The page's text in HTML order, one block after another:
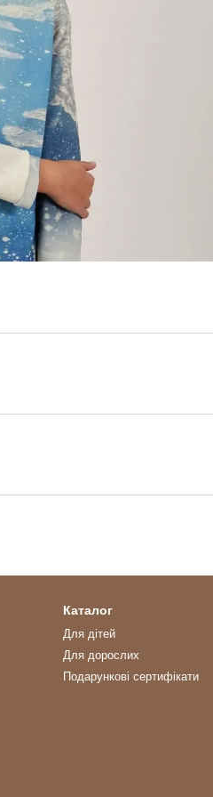
Каталог
Для дітей
Для дорослих
Подарункові сертифікати